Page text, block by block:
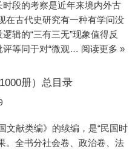
段的考察是近年来境内外古
在古代史研究有一种有学问没
辑的“三有三无”现象值得反
评等同于对“微观… 阅读更多 »
册）总目录
文献类编》的续编，是“民国时
。全书分社会卷、政治卷、法